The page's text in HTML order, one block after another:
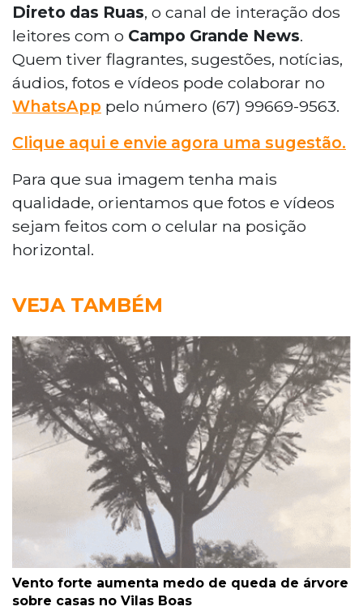
Direto das Ruas, o canal de interação dos
leitores com o Campo Grande News.
Quem tiver flagrantes, sugestões, notícias,
áudios, fotos e vídeos pode colaborar no
WhatsApp pelo número (67) 99669-9563.
Clique aqui e envie agora uma sugestão.
Para que sua imagem tenha mais
qualidade, orientamos que fotos e vídeos
sejam feitos com o celular na posição
horizontal.
VEJA TAMBÉM
Vento forte aumenta medo de queda de árvore
sobre casas no Vilas Boas